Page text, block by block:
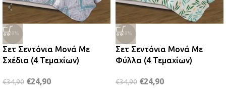
-29%
Σετ Σεντόνια Μονά Με
Σχέδια (4 Τεμαχίων)
€34,90 €24,90
-29%
Σετ Σεντόνια Μονά Με
Φύλλα (4 Τεμαχίων)
€34,90 €24,90